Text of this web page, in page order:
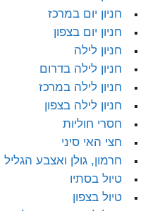
חניון יום במרכז
חניון יום בצפון
חניון לילה
חניון לילה בדרום
חניון לילה במרכז
חניון לילה בצפון
חסרי חוליות
חצי האי סיני
חרמון, גולן ואצבע הגליל
טיול בסתיו
טיול בצפון